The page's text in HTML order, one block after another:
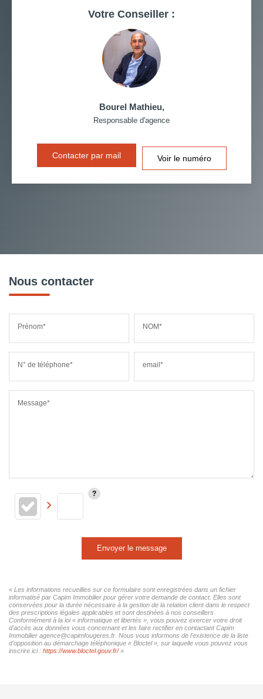
Votre Conseiller :
Bourel Mathieu,
Responsable d'agence
Contacter par mail Voir le numéro
Nous contacter
Prénom* NOM*
N° de téléphone* email*
Message*
Envoyer le message
« Les informations recueillies sur ce formulaire sont enregistrées dans un fichier
informatisé par Capim Immobilier pour gérer votre demande de contact. Elles sont
conservées pour la durée nécessaire à la gestion de la relation client dans le respect
des prescriptions légales applicables et sont destinées à nos conseillers
Conformément à la loi « informatique et libertés », vous pouvez exercer votre droit
d'accès aux données vous concernant et les faire rectifier en contactant Capim
Immobilier agence@capimfougeres.fr. Nous vous informons de l'existence de la liste
d'opposition au démarchage téléphonique « Bloctel », sur laquelle vous pouvez vous
inscrire ici : https://www.bloctel.gouv.fr/»